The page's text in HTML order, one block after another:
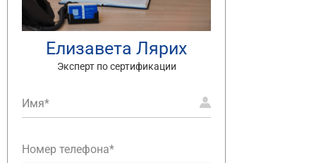
Елизавета Лярих
Эксперт по сертификации